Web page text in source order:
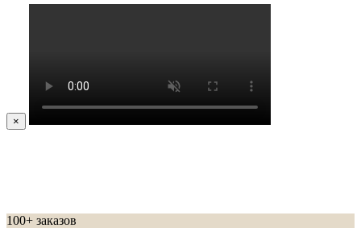
×
100+ заказов